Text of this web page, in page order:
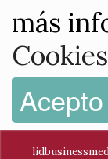
más
Cookies
Acepto